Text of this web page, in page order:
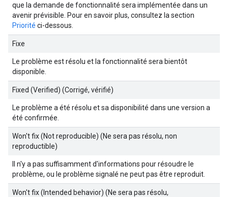
que la demande de fonctionnalité sera implémentée dans un
avenir prévisible. Pour en savoir plus, consultez la section
Priorité ci-dessous.
Fixe
Le problème est résolu et la fonctionnalité sera bientôt
disponible.
Fixed (Verified) (Corrigé, vérifié)
Le problème a été résolu et sa disponibilité dans une version a
été confirmée.
Won't fix (Not reproducible) (Ne sera pas résolu, non
reproductible)
Il n'y a pas suffisamment d'informations pour résoudre le
problème, ou le problème signalé ne peut pas être reproduit.
Won't fix (Intended behavior) (Ne sera pas résolu,